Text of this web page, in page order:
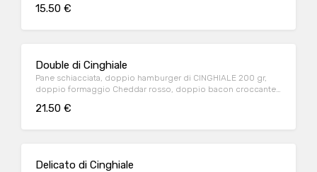
15.50 €
Double di Cinghiale
Pane schiacciata, doppio hamburger di CINGHIALE 200 gr,
doppio formaggio Cheddar rosso, doppio bacon croccante,
21.50 €
Delicato di Cinghiale